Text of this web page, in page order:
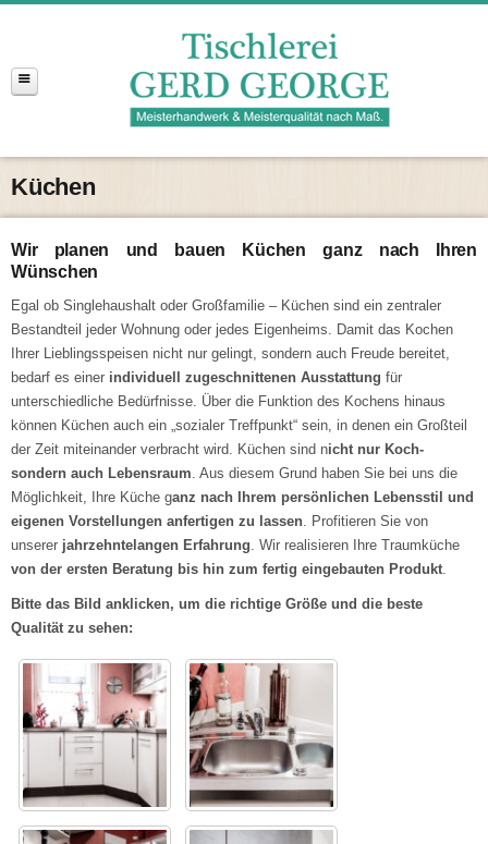
Küchen
Wir planen und bauen Küchen ganz nach Ihren
Wünschen
Egal ob Singlehaushalt oder Großfamilie – Küchen sind ein zentraler
Bestandteil jeder Wohnung oder jedes Eigenheims. Damit das Kochen
Ihrer Lieblingsspeisen nicht nur gelingt, sondern auch Freude bereitet,
bedarf es einer individuell zugeschnittenen Ausstattung für
unterschiedliche Bedürfnisse. Über die Funktion des Kochens hinaus
können Küchen auch ein „sozialer Treffpunkt“ sein, in denen ein Großteil
der Zeit miteinander verbracht wird. Küchen sind nicht nur Koch-
sondern auch Lebensraum. Aus diesem Grund haben Sie bei uns die
Möglichkeit, Ihre Küche ganz nach Ihrem persönlichen Lebensstil und
eigenen Vorstellungen anfertigen zu lassen. Profitieren Sie von
unserer jahrzehntelangen Erfahrung. Wir realisieren Ihre Traumküche
von der ersten Beratung bis hin zum fertig eingebauten Produkt.
Bitte das Bild anklicken, um die richtige Größe und die beste
Qualität zu sehen: